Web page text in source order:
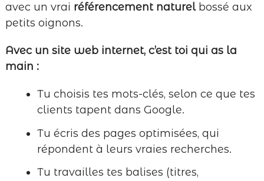
avec un vrai référencement naturelbossé aux
petits oignons.
Avec un site web internet, c’est toi qui as la
main :
Tu choisis tes mots-clés, selon ce que tes
clients tapent dans Google.
Tu écris des pages optimisées, qui
répondent à leurs vraies recherches.
Tu travailles tes balises (titres,